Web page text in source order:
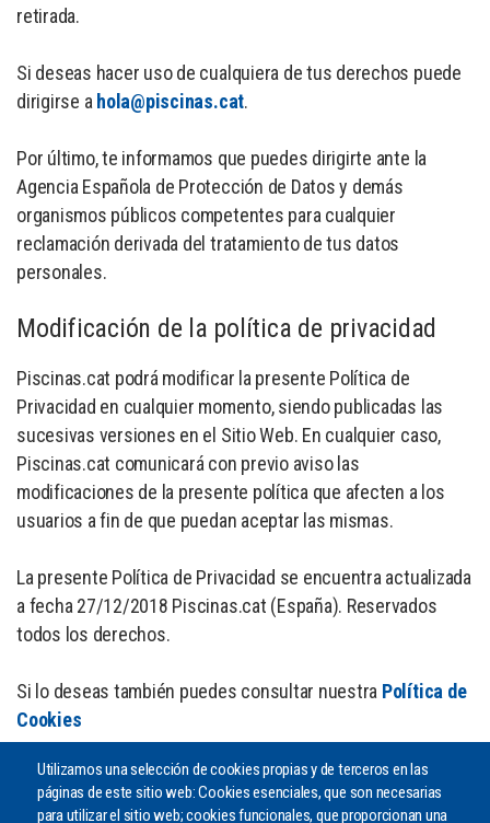
retirada.
Si deseas hacer uso de cualquiera de tus derechos puede
dirigirse a hola@piscinas.cat.
Por último, te informamos que puedes dirigirte ante la
Agencia Española de Protección de Datos y demás
organismos públicos competentes para cualquier
reclamación derivada del tratamiento de tus datos
personales.
Modificación de la política de privacidad
Piscinas.cat podrá modificar la presente Política de
Privacidad en cualquier momento, siendo publicadas las
sucesivas versiones en el Sitio Web. En cualquier caso,
Piscinas.cat comunicará con previo aviso las
modificaciones de la presente política que afecten a los
usuarios a fin de que puedan aceptar las mismas.
La presente Política de Privacidad se encuentra actualizada
a fecha 27/12/2018 Piscinas.cat (España). Reservados
todos los derechos.
Si lo deseas también puedes consultar nuestra Política de
Cookies
Utilizamos una selección de cookies propias y de terceros en las
páginas de este sitio web: Cookies esenciales, que son necesarias
para utilizar el sitio web; cookies funcionales, que proporcionan una